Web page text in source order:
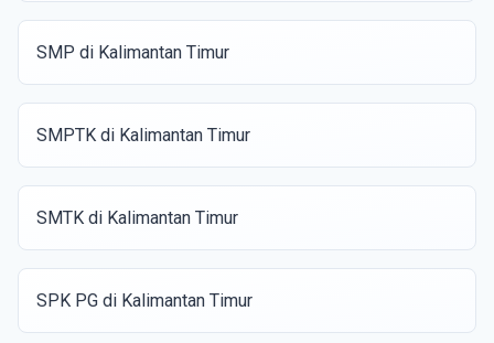
SMP di Kalimantan Timur
SMPTK di Kalimantan Timur
SMTK di Kalimantan Timur
SPK PG di Kalimantan Timur